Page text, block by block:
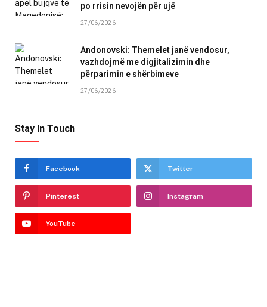
po rrisin nevojën për ujë
27/06/2026
Andonovski: Themelet janë vendosur,
vazhdojmë me digjitalizimin dhe
përparimin e shërbimeve
27/06/2026
Stay In Touch
Facebook Twitter
Pinterest Instagram
YouTube